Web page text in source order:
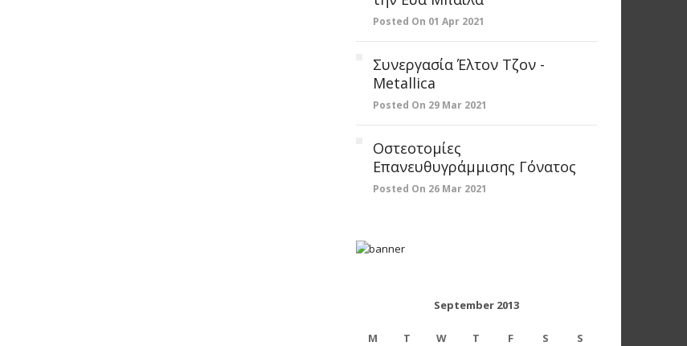
Posted On 01 Apr 2021
Συνεργασία Έλτον Τζον -
Metallica
Posted On 29 Mar 2021
Οστεοτομίες
Επανευθυγράμμισης Γόνατος
Posted On 26 Mar 2021
September 2013
M T W T F S S